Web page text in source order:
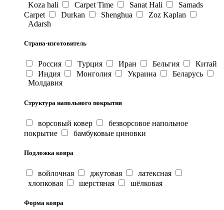
Koza hali
Carpet Time Sanat Hali
Samads
Carpet
Durkan Shenghua
Zoz Kaplan
Adarsh
Страна-изготовитель
Россия Турция Иран Бельгия
Китай
Индия
Монголия Украина
Беларусь
Молдавия
Структура напольного покрытия
ворсовый ковер
безворсовое напольное
покрытие
бамбуковые циновки
Подложка ковра
войлочная джутовая
латексная
хлопковая
шерстяная шёлковая
Форма ковра